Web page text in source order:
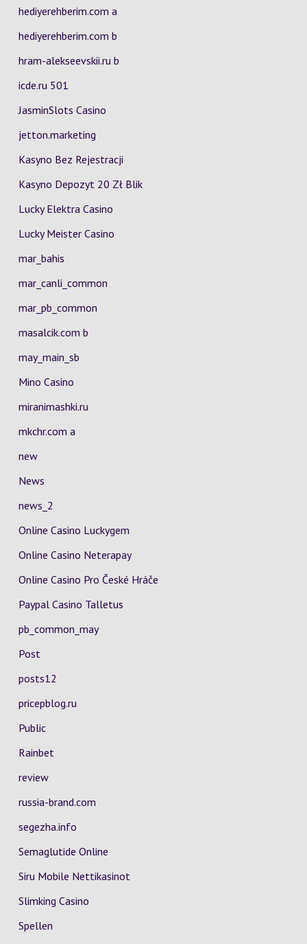
hediyerehberim.com a
hediyerehberim.com b
hram-alekseevskii.ru b
icde.ru 501
JasminSlots Casino
jetton.marketing
Kasyno Bez Rejestracji
Kasyno Depozyt 20 Zł Blik
Lucky Elektra Casino
Lucky Meister Casino
mar_bahis
mar_canli_common
mar_pb_common
masalcik.com b
may_main_sb
Mino Casino
miranimashki.ru
mkchr.com a
new
News
news_2
Online Casino Luckygem
Online Casino Neterapay
Online Casino Pro České Hráče
Paypal Casino Talletus
pb_common_may
Post
posts12
pricepblog.ru
Public
Rainbet
review
russia-brand.com
segezha.info
Semaglutide Online
Siru Mobile Nettikasinot
Slimking Casino
Spellen